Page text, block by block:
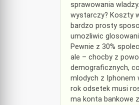
sprawowania
wystarczy? Koszty
bardzo prosty
umozliwic
Pewnie z 30%
ale – chocby z
demograficznych,
mlodych z Iphonem
rok odsetek musi
ma konta bankowe